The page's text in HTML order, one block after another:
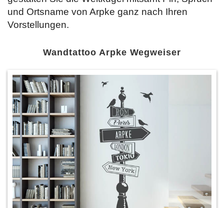
und Ortsname von Arpke ganz nach Ihren
Vorstellungen.
Wandtattoo Arpke Wegweiser